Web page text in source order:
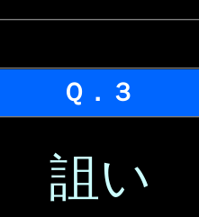
Ｑ．３
詛い